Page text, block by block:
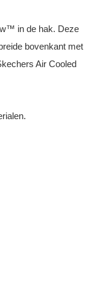
in de hak. Deze
bovenkant met
Air Cooled